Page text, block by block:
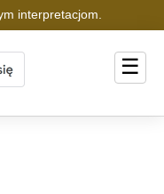
interpretacjom.
☰